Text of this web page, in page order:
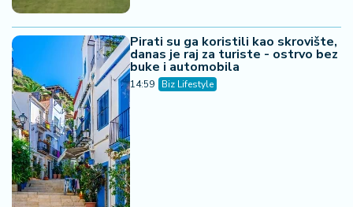
Pirati su ga koristili kao skrovište,
danas je raj za turiste - ostrvo bez
buke i automobila
14:59 Biz Lifestyle